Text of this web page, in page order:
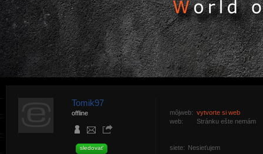
Tomik97
offline
sledovať
môjweb: vytvorte si web
web:
Stránku ešte nemám
siete: Nesieťujem